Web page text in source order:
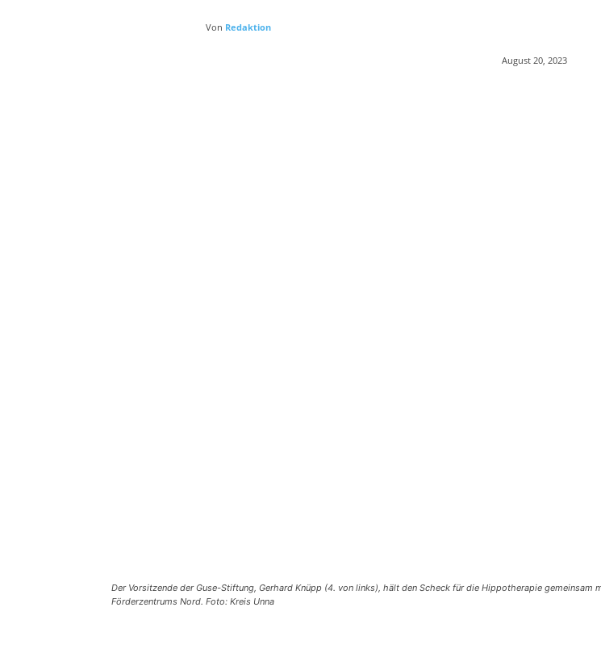
Von Redaktion
August 20, 2023
Der Vorsitzende der Guse-Stiftung, Gerhard Knüpp (4. von links), hält den Scheck für die Hippotherapie
Förderzentrums Nord. Foto: Kreis Unna